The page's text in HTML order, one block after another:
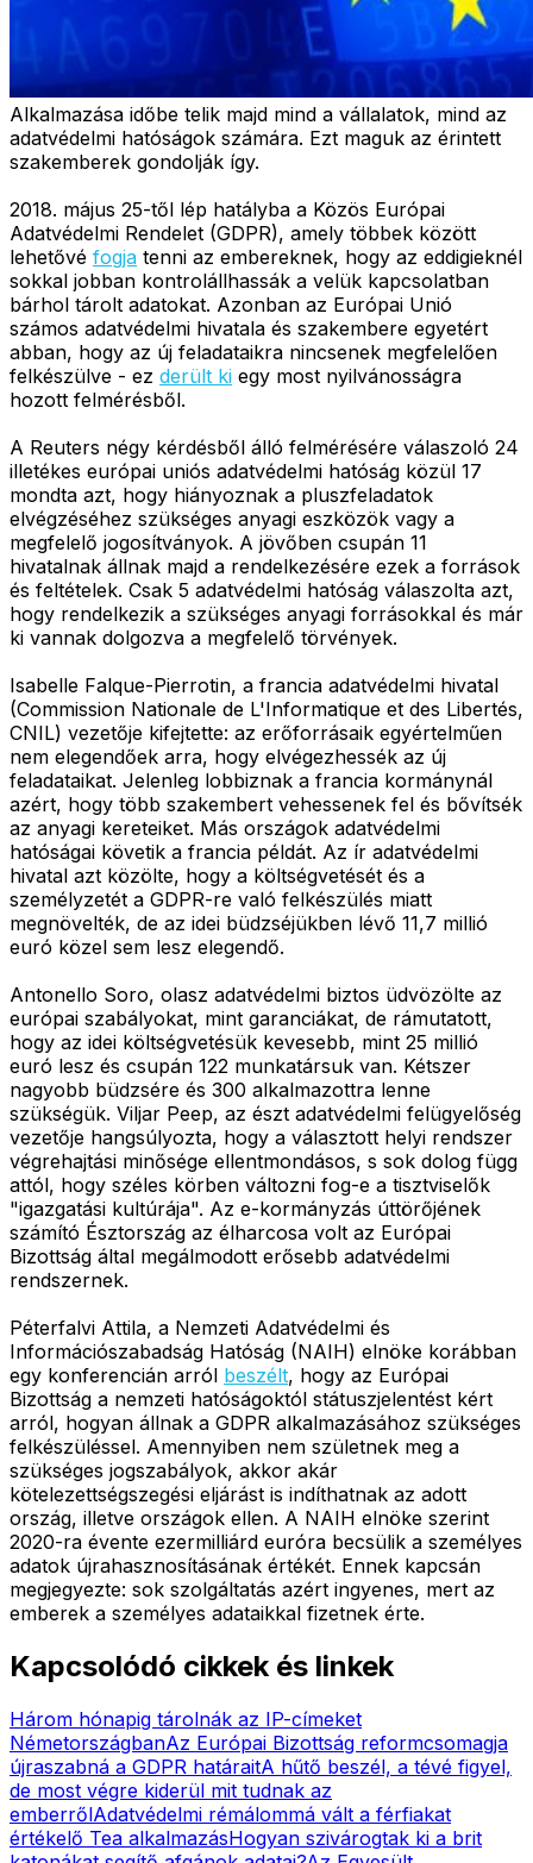
Alkalmazása időbe telik majd mind a vállalatok, mind az
adatvédelmi hatóságok számára. Ezt maguk az érintett
szakemberek gondolják így.
2018. május 25-től lép hatályba a Közös Európai
Adatvédelmi Rendelet (GDPR), amely többek között
lehetővé fogja tenni az embereknek, hogy az eddigieknél
sokkal jobban kontrolállhassák a velük kapcsolatban
bárhol tárolt adatokat. Azonban az Európai Unió
számos adatvédelmi hivatala és szakembere egyetért
abban, hogy az új feladataikra nincsenek megfelelően
felkészülve - ez derült ki egy most nyilvánosságra
hozott felmérésből.
A Reuters négy kérdésből álló felmérésére válaszoló 24
illetékes európai uniós adatvédelmi hatóság közül 17
mondta azt, hogy hiányoznak a pluszfeladatok
elvégzéséhez szükséges anyagi eszközök vagy a
megfelelő jogosítványok. A jövőben csupán 11
hivatalnak állnak majd a rendelkezésére ezek a források
és feltételek. Csak 5 adatvédelmi hatóság válaszolta azt,
hogy rendelkezik a szükséges anyagi forrásokkal és már
ki vannak dolgozva a megfelelő törvények.
Isabelle Falque-Pierrotin, a francia adatvédelmi hivatal
(Commission Nationale de L'Informatique et des Libertés,
CNIL) vezetője kifejtette: az erőforrásaik egyértelműen
nem elegendőek arra, hogy elvégezhessék az új
feladataikat. Jelenleg lobbiznak a francia kormánynál
azért, hogy több szakembert vehessenek fel és bővítsék
az anyagi kereteiket. Más országok adatvédelmi
hatóságai követik a francia példát. Az ír adatvédelmi
hivatal azt közölte, hogy a költségvetését és a
személyzetét a GDPR-re való felkészülés miatt
megnövelték, de az idei büdzséjükben lévő 11,7 millió
euró közel sem lesz elegendő.
Antonello Soro, olasz adatvédelmi biztos üdvözölte az
európai szabályokat, mint garanciákat, de rámutatott,
hogy az idei költségvetésük kevesebb, mint 25 millió
euró lesz és csupán 122 munkatársuk van. Kétszer
nagyobb büdzsére és 300 alkalmazottra lenne
szükségük. Viljar Peep, az észt adatvédelmi felügyelőség
vezetője hangsúlyozta, hogy a választott helyi rendszer
végrehajtási minősége ellentmondásos, s sok dolog függ
attól, hogy széles körben változni fog-e a tisztviselők
"igazgatási kultúrája". Az e-kormányzás úttörőjének
számító Észtország az élharcosa volt az Európai
Bizottság által megálmodott erősebb adatvédelmi
rendszernek.
Péterfalvi Attila, a Nemzeti Adatvédelmi és
Információszabadság Hatóság (NAIH) elnöke korábban
egy konferencián arról beszélt, hogy az Európai
Bizottság a nemzeti hatóságoktól státuszjelentést kért
arról, hogyan állnak a GDPR alkalmazásához szükséges
felkészüléssel. Amennyiben nem születnek meg a
szükséges jogszabályok, akkor akár
kötelezettségszegési eljárást is indíthatnak az adott
ország, illetve országok ellen. A NAIH elnöke szerint
2020-ra évente ezermilliárd euróra becsülik a személyes
adatok újrahasznosításának értékét. Ennek kapcsán
megjegyezte: sok szolgáltatás azért ingyenes, mert az
emberek a személyes adataikkal fizetnek érte.
Kapcsolódó cikkek és linkek
Három hónapig tárolnák az IP-címeket
NémetországbanAz Európai Bizottság reformcsomagja
újraszabná a GDPR határaitA hűtő beszél, a tévé figyel,
de most végre kiderül mit tudnak az
emberrőlAdatvédelmi rémálommá vált a férfiakat
értékelő Tea alkalmazásHogyan szivárogtak ki a brit